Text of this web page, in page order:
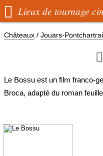
 Lieux de tournage
Châteaux / Jouars-

Le Bossu est un film franco-
Broca, adapté du roman